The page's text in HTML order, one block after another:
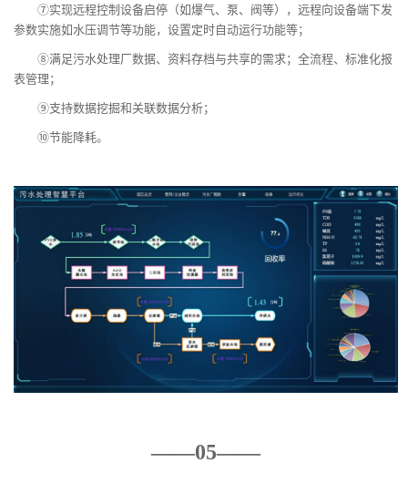
⑦实现远程控制设备启停（如爆气、泵、阀等），远程向设备端下发
参数实施如水压调节等功能，设置定时自动运行功能等；
⑧满足污水处理厂数据、资料存档与共享的需求；全流程、标准化报
表管理；
⑨支持数据挖掘和关联数据分析；
⑩节能降耗。
——05——